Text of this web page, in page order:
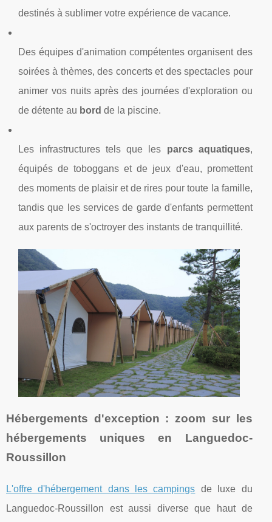
destinés à sublimer votre expérience de vacance.
Des équipes d'animation compétentes organisent des
soirées à thèmes, des concerts et des spectacles pour
animer vos nuits après des journées d'exploration ou
de détente au bord de la piscine.
Les infrastructures tels que les parcs aquatiques,
équipés de toboggans et de jeux d'eau, promettent
des moments de plaisir et de rires pour toute la famille,
tandis que les services de garde d'enfants permettent
aux parents de s'octroyer des instants de tranquillité.
Hébergements d'exception : zoom sur les
hébergements uniques en Languedoc-
Roussillon
L'offre d'hébergement dans les campings de luxe du
Languedoc-Roussillon est aussi diverse que haut de